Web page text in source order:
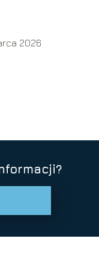
2026